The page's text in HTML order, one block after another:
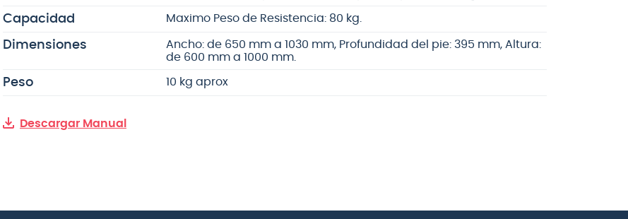
Capacidad Maximo Peso de Resistencia: 80 kg.
Dimensiones
Ancho: de 650 mm a 1030 mm, Profundidad del pie: 395 mm, Altura:
de 600 mm a 1000 mm.
Peso 10 kg aprox
Descargar Manual